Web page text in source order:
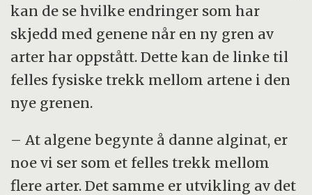
kan de se hvilke endringer som har
skjedd med genene når en ny gren av
arter har oppstått. Dette kan de linke til
felles fysiske trekk mellom artene i den
nye grenen.
– At algene begynte å danne alginat, er
noe vi ser som et felles trekk mellom
flere arter. Det samme er utvikling av det